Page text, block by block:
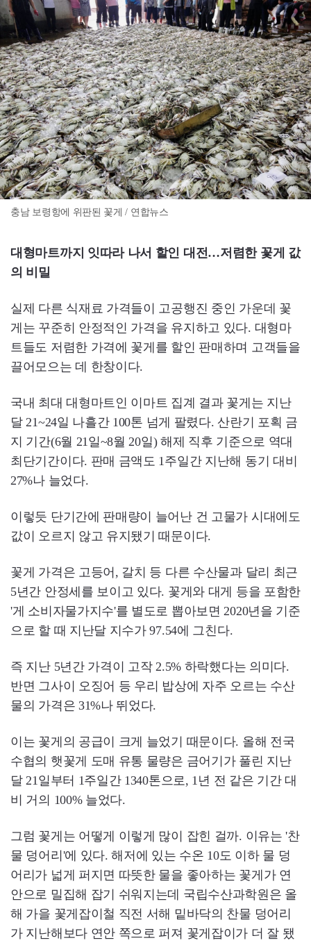
충남 보령항에 위판된 꽃게 / 연합뉴스
대형마트까지 잇따라 나서 할인 대전…저렴한 꽃게 값
의 비밀
실제 다른 식재료 가격들이 고공행진 중인 가운데 꽃
게는 꾸준히 안정적인 가격을 유지하고 있다. 대형마
트들도 저렴한 가격에 꽃게를 할인 판매하며 고객들을
끌어모으는 데 한창이다.
국내 최대 대형마트인 이마트 집계 결과 꽃게는 지난
달 21~24일 나흘간 100톤 넘게 팔렸다. 산란기 포획 금
지 기간(6월 21일~8월 20일) 해제 직후 기준으로 역대
최단기간이다. 판매 금액도 1주일간 지난해 동기 대비
27%나 늘었다.
이렇듯 단기간에 판매량이 늘어난 건 고물가 시대에도
값이 오르지 않고 유지됐기 때문이다.
꽃게 가격은 고등어, 갈치 등 다른 수산물과 달리 최근
5년간 안정세를 보이고 있다. 꽃게와 대게 등을 포함한
'게 소비자물가지수'를 별도로 뽑아보면 2020년을 기준
으로 할 때 지난달 지수가 97.54에 그친다.
즉 지난 5년간 가격이 고작 2.5% 하락했다는 의미다.
반면 그사이 오징어 등 우리 밥상에 자주 오르는 수산
물의 가격은 31%나 뛰었다.
이는 꽃게의 공급이 크게 늘었기 때문이다. 올해 전국
수협의 햇꽃게 도매 유통 물량은 금어기가 풀린 지난
달 21일부터 1주일간 1340톤으로, 1년 전 같은 기간 대
비 거의 100% 늘었다.
그럼 꽃게는 어떻게 이렇게 많이 잡힌 걸까. 이유는 '찬
물 덩어리'에 있다. 해저에 있는 수온 10도 이하 물 덩
어리가 넓게 퍼지면 따뜻한 물을 좋아하는 꽃게가 연
안으로 밀집해 잡기 쉬워지는데 국립수산과학원은 올
해 가을 꽃게잡이철 직전 서해 밑바닥의 찬물 덩어리
가 지난해보다 연안 쪽으로 퍼져 꽃게잡이가 더 잘 됐